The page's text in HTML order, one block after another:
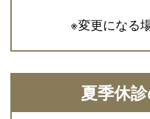
※変更になる
夏季休